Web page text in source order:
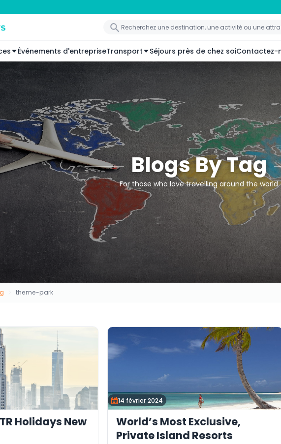
Événements d'entrepriseTransport Séjours près de chez soiContactez-
Blogs By Tag
For those who love travelling around the world
theme-park
Holidays New
14 février 2024
World’s Most Exclusive,
Private Island Resorts